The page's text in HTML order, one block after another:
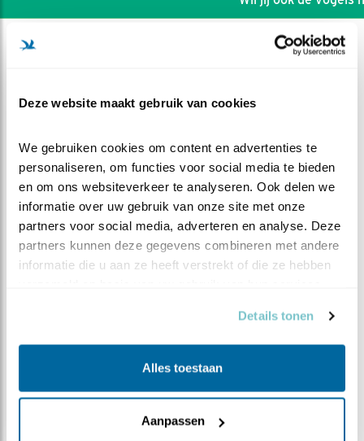
Deze website maakt gebruik van cookies
We gebruiken cookies om content en advertenties te
personaliseren, om functies voor social media te bieden
en om ons websiteverkeer te analyseren. Ook delen we
informatie over uw gebruik van onze site met onze
partners voor social media, adverteren en analyse. Deze
partners kunnen deze gegevens combineren met andere
informatie die u aan ze heeft verstrekt of die ze hebben
Details tonen
Alles toestaan
Aanpassen
Emil | Geplaatst op 29 april 2024, 10:00 |
leuk
Vaak is er onrust bij de torenvalken; ze vliegen richting